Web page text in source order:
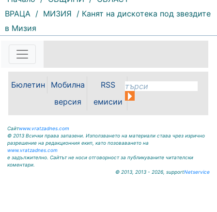
241 | 2026-08-07 14:37:47
Обръщение и поздрав на
директора на Северозападно
случай откриването на ловния
Уважаеми ловци, уважаеми
горските...
ВРАЦА / МИЗИЯ / Канят на дискотека под звездите
в Мизия
Бюлетин
Мобилна
версия
RSS
емисии
Сайтwww.vratzadnes.com
© 2013 Всички права запазени. Използването на материали става чрез изрично
разрешение на редакционния екип, като позоваването на
www.vratzadnes.com
е задължително. Сайтът не носи отговорност за публикуваните читателски
коментари.
© 2013, 2013 - 2026, supportNetservice